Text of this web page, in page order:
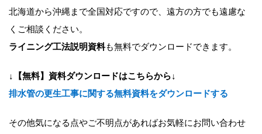
北海道から沖縄まで全国対応ですので、遠方の方でも遠慮な
くご相談ください。
ライニング工法説明資料も無料でダウンロードできます。
↓【無料】資料ダウンロードはこちらから↓
排水管の更生工事に関する無料資料をダウンロードする
その他気になる点やご不明点があればお気軽にお問い合わせ